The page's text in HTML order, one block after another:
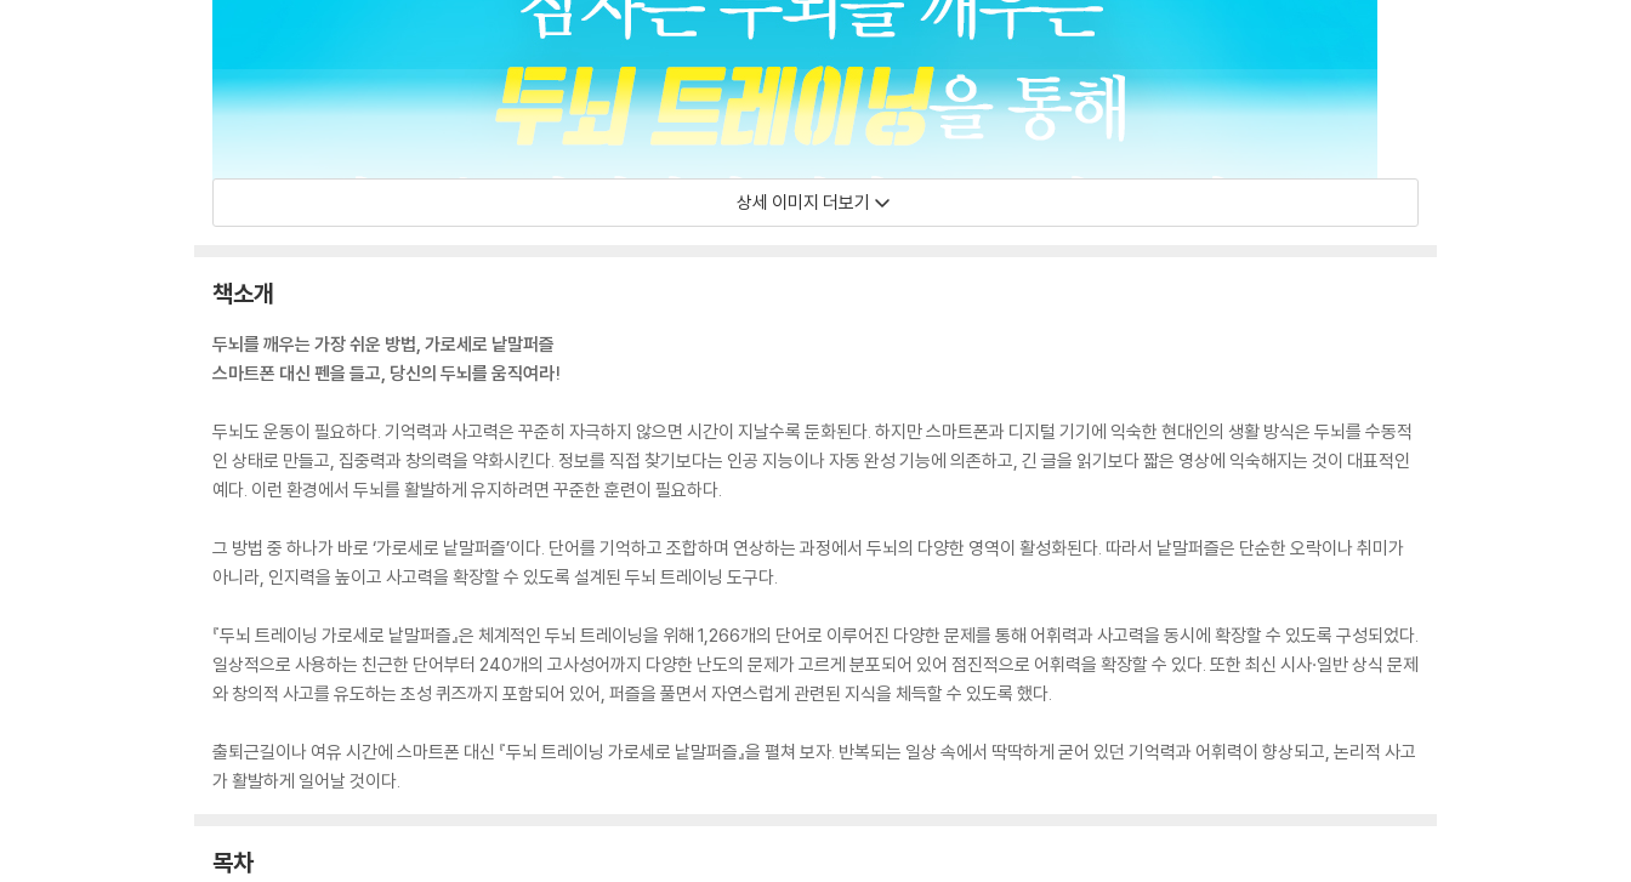
상세 이미지 더보기
책소개
두뇌를 깨우는 가장 쉬운 방법, 가로세로 낱말퍼즐
스마트폰 대신 펜을 들고, 당신의 두뇌를 움직여라!
두뇌도 운동이 필요하다. 기억력과 사고력은 꾸준히 자극하지 않으면 시간이 지날수록 둔화된다. 하지만 스마트폰과 디지털 기기에 익숙한 현대인의 생활 방식은 두뇌를 수동적
인 상태로 만들고, 집중력과 창의력을 약화시킨다. 정보를 직접 찾기보다는 인공 지능이나 자동 완성 기능에 의존하고, 긴 글을 읽기보다 짧은 영상에 익숙해지는 것이 대표적인
예다. 이런 환경에서 두뇌를 활발하게 유지하려면 꾸준한 훈련이 필요하다.
그 방법 중 하나가 바로 ‘가로세로 낱말퍼즐’이다. 단어를 기억하고 조합하며 연상하는 과정에서 두뇌의 다양한 영역이 활성화된다. 따라서 낱말퍼즐은 단순한 오락이나 취미가
아니라, 인지력을 높이고 사고력을 확장할 수 있도록 설계된 두뇌 트레이닝 도구다.
『두뇌 트레이닝 가로세로 낱말퍼즐』은 체계적인 두뇌 트레이닝을 위해 1,266개의 단어로 이루어진 다양한 문제를 통해 어휘력과 사고력을 동시에 확장할 수 있도록 구성되었다.
일상적으로 사용하는 친근한 단어부터 240개의 고사성어까지 다양한 난도의 문제가 고르게 분포되어 있어 점진적으로 어휘력을 확장할 수 있다. 또한 최신 시사·일반 상식 문제
와 창의적 사고를 유도하는 초성 퀴즈까지 포함되어 있어, 퍼즐을 풀면서 자연스럽게 관련된 지식을 체득할 수 있도록 했다.
출퇴근길이나 여유 시간에 스마트폰 대신 『두뇌 트레이닝 가로세로 낱말퍼즐』을 펼쳐 보자. 반복되는 일상 속에서 딱딱하게 굳어 있던 기억력과 어휘력이 향상되고, 논리적 사고
가 활발하게 일어날 것이다.
목차